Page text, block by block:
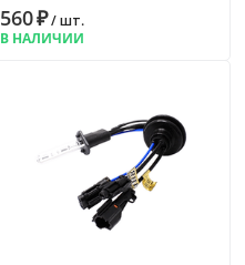
560₽/ шт.
В НАЛИЧИИ